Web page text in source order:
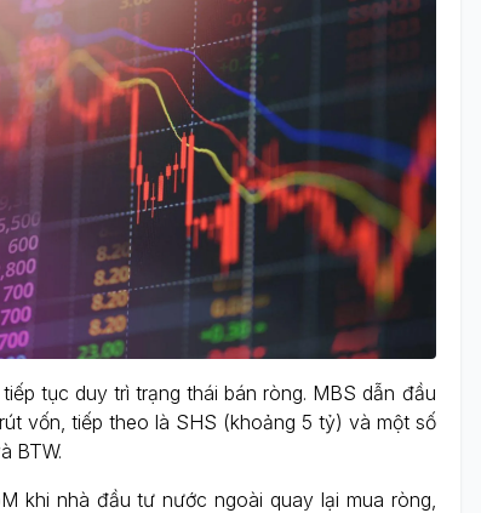
tục duy trì trạng thái bán ròng. MBS dẫn đầu
vốn, tiếp theo là SHS (khoảng 5 tỷ) và một số
BTW.
khi nhà đầu tư nước ngoài quay lại mua ròng,